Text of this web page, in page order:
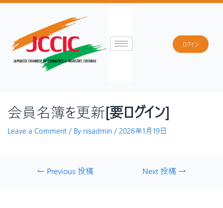
ログイン
会員名簿を更新[要ログイン]
Leave a Comment / By nisadmin / 2026年1月19日
← Previous 投稿 Next 投稿 →